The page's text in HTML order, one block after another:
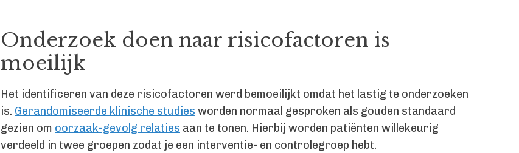
Onderzoek doen naar risicofactoren is
moeilijk
Het identificeren van deze risicofactoren werd bemoeilijkt omdat het lastig te onderzoeken
is. Gerandomiseerde klinische studies worden normaal gesproken als gouden standaard
gezien om oorzaak-gevolg relaties aan te tonen. Hierbij worden patiënten willekeurig
verdeeld in twee groepen zodat je een interventie- en controlegroep hebt.